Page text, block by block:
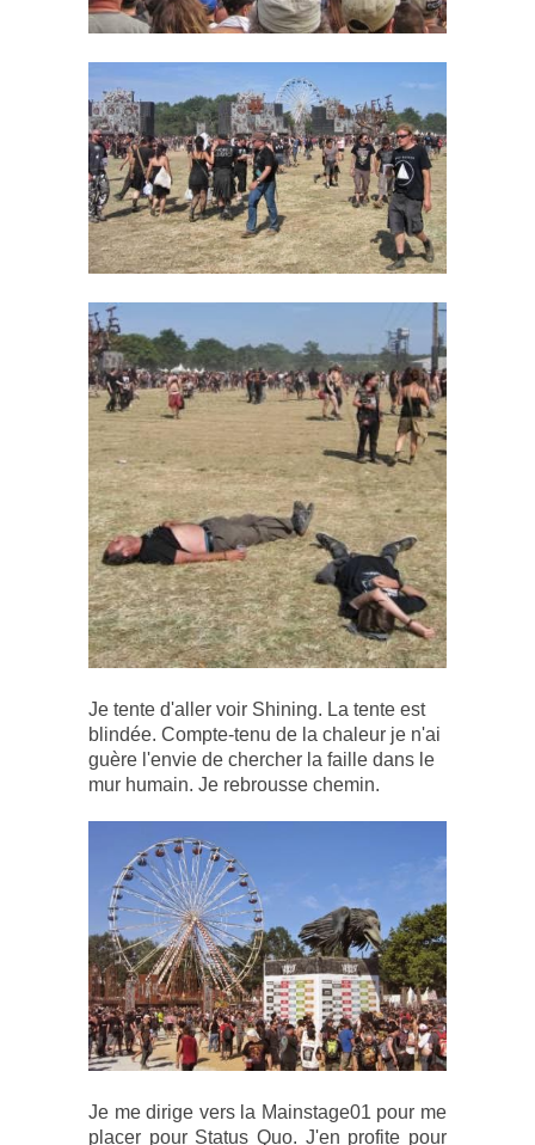
Je tente d'aller voir Shining. La tente est
blindée. Compte-tenu de la chaleur je n'ai
guère l'envie de chercher la faille dans le
mur humain. Je rebrousse chemin.
Je me dirige vers la Mainstage01 pour me
placer pour Status Quo. J'en profite pour